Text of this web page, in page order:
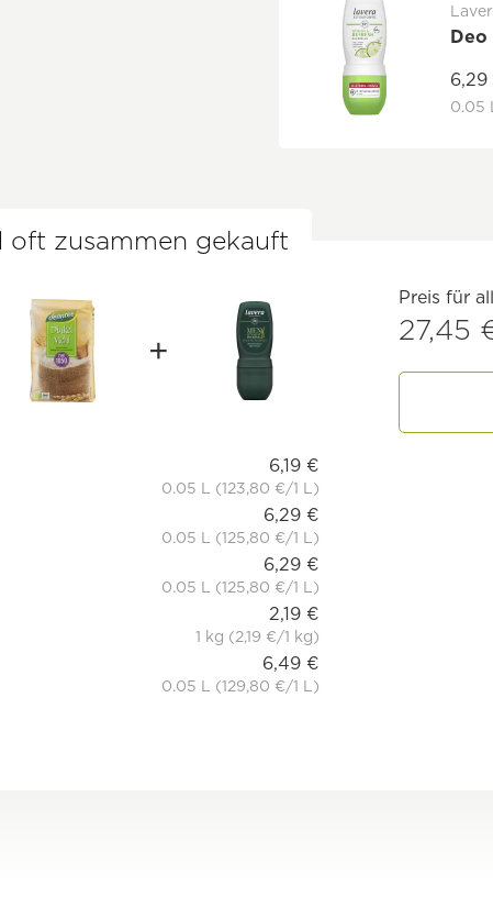
Deo
6,29
0.05
oft zusammen gekauft
Preis für
27,45
6,19 €
0.05 L (123,80 €/1 L)
6,29 €
0.05 L (125,80 €/1 L)
6,29 €
0.05 L (125,80 €/1 L)
2,19 €
1 kg (2,19 €/1 kg)
6,49 €
0.05 L (129,80 €/1 L)